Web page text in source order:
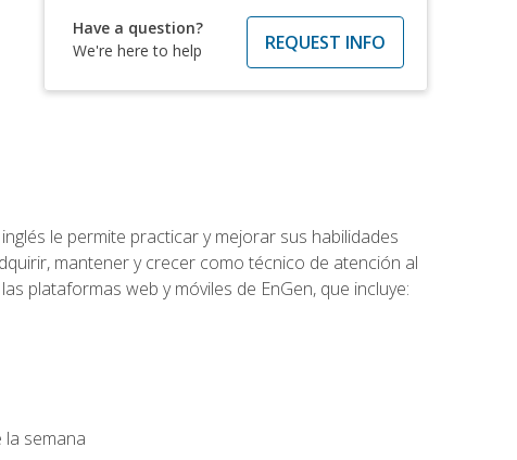
Have a question?
We're here to help
REQUEST INFO
le permite practicar y mejorar sus habilidades
mantener y crecer como técnico de atención al
plataformas web y móviles de EnGen, que incluye:
semana